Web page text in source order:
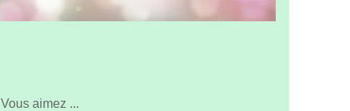
Vous aimez ...